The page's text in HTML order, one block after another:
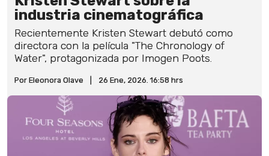
industria cinematográfica
Recientemente Kristen Stewart debutó como
directora con la película "The Chronology of
Water", protagonizada por Imogen Poots.
Por Eleonora Olave 26 Ene, 2026. 16:58 hrs